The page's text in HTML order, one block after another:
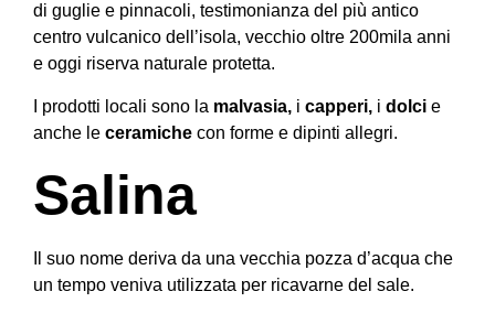
di guglie e pinnacoli, testimonianza del più antico
centro vulcanico dell’isola, vecchio oltre 200mila anni
e oggi riserva naturale protetta.
I prodotti locali sono la malvasia, i capperi, i dolci e
anche le ceramiche con forme e dipinti allegri.
Salina
Il suo nome deriva da una vecchia pozza d’acqua che
un tempo veniva utilizzata per ricavarne del sale.